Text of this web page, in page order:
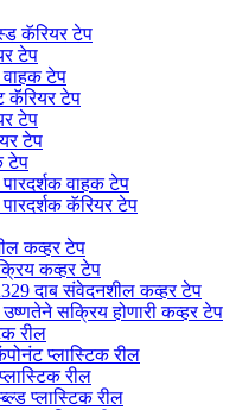
कॅरियर टेप
टेप
वाहक टेप
कॅरियर टेप
टेप
टेप
टेप
पारदर्शक वाहक टेप
पारदर्शक कॅरियर टेप
कव्हर टेप
कव्हर टेप
दाब संवेदनशील कव्हर टेप
उष्णतेने सक्रिय होणारी कव्हर टेप
रील
प्लास्टिक रील
रील
प्लास्टिक रील